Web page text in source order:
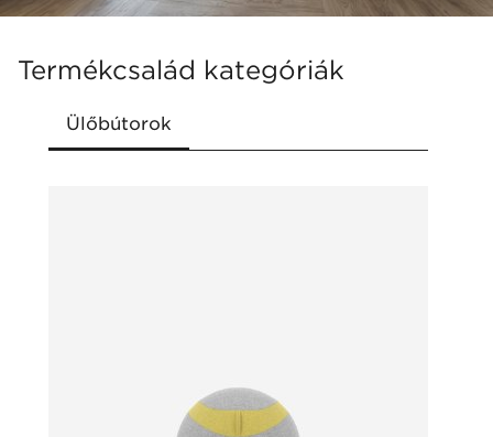
Termékcsalád kategóriák